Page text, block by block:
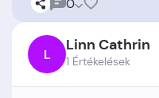
L Linn Cathrin
1 Értékelések